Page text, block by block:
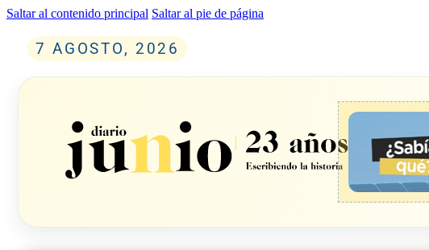
Saltar al contenido principal Saltar al pie de página
7 AGOSTO, 2026